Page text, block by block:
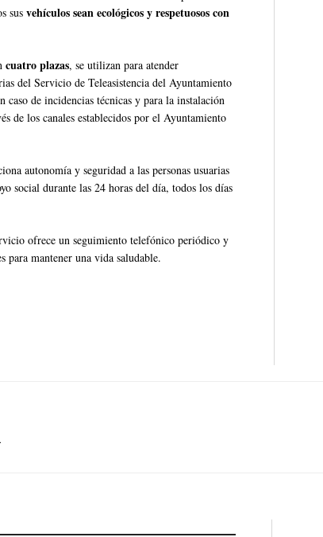
sus vehículos sean ecológicos y respetuosos con
cuatro plazas, se utilizan para atender
del Servicio de Teleasistencia del Ayuntamiento
de incidencias técnicas y para la instalación
de los canales establecidos por el Ayuntamiento
autonomía y seguridad a las personas usuarias
social durante las 24 horas del día, todos los días
ofrece un seguimiento telefónico periódico y
para mantener una vida saludable.